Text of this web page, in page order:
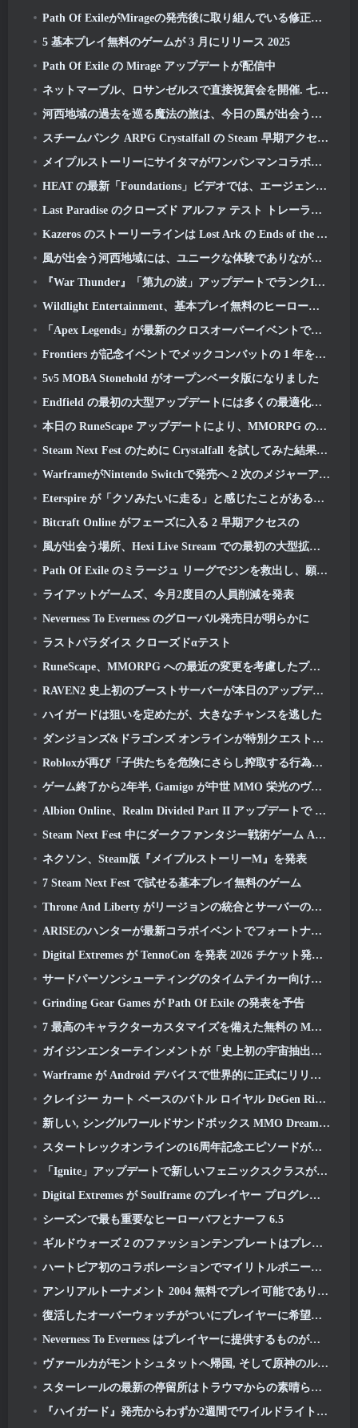
Path Of ExileがMirageの発売後に取り組んでいる修正リストを共有
5 基本プレイ無料のゲームが 3 月にリリース 2025
Path Of Exile の Mirage アップデートが配信中
ネットマーブル、ロサンゼルスで直接祝賀会を開催. 七つの大罪以前: オリジンの起動
河西地域の過去を巡る魔法の旅は、今日の風が出会う場所から始まります
スチームパンク ARPG Crystalfall の Steam 早期アクセス日が発表
メイプルストーリーにサイタマがワンパンマンコラボイベントで登場
HEAT の最新「Foundations」ビデオでは、エージェントとタンクがどのように連携するかを説明しています
Last Paradise のクローズド アルファ テスト トレーラーは、ゾンビ黙示録を生き抜くことが実際にどのようなものかを思い出させます
Kazeros のストーリーラインは Lost Ark の Ends of the Abyss アップデートで終了します
風が出会う河西地域には、ユニークな体験でありながらプレーヤーが愛するものが今でも残っています
『War Thunder』「第九の波」アップデートでランクIXのジェット機が登場
Wildlight Entertainment、基本プレイ無料のヒーローシューター「Highguard」のサービス終了を発表
「Apex Legends」が最新のクロスオーバーイベントでガンダムユニバースに参戦
Frontiers が記念イベントでメックコンバットの 1 年を祝う
5v5 MOBA Stonehold がオープンベータ版になりました
Endfield の最初の大型アップデートには多くの最適化が含まれています
本日の RuneScape アップデートにより、MMORPG のオリジナルの戦闘スタイルを学びやすくなりました
Steam Next Fest のために Crystalfall を試してみた結果、これが学んだことです
WarframeがNintendo Switchで発売へ 2 次のメジャーアップデートに間に合うように, シャドウグラファー
Eterspire が「クソみたいに走る」と感じたことがあるなら, クリエイティブディレクターはもうそんなことはないと語る
Bitcraft Online がフェーズに入る 2 早期アクセスの
風が出会う場所、Hexi Live Stream での最初の大型拡張をご覧ください
Path Of Exile のミラージュ リーグでジンを救出し、願いを叶えましょう
ライアットゲームズ、今月2度目の人員削減を発表
Neverness To Everness のグローバル発売日が明らかに
ラストパラダイス クローズドαテスト
RuneScape、MMORPG への最近の変更を考慮したプレミア メンバーシップ モデルの調整を発表
RAVEN2 史上初のブーストサーバーが本日のアップデートで起動
ハイガードは狙いを定めたが、大きなチャンスを逃した
ダンジョンズ&ドラゴンズ オンラインが特別クエストと報酬で「Natural 20」周年を祝う
Robloxが再び「子供たちを危険にさらし搾取する行為」で訴えられていると報じられている
ゲーム終了から2年半, Gamigo が中世 MMO 栄光のヴィクティスの復活を予告
Albion Online、Realm Divided Part II アップデートで 2 つの主要な派閥戦争機能を導入
Steam Next Fest 中にダークファンタジー戦術ゲーム Annulus をプレイ
ネクソン、Steam版『メイプルストーリーM』を発表
7 Steam Next Fest で試せる基本プレイ無料のゲーム
Throne And Liberty がリージョンの統合とサーバーの統合を発表
ARISEのハンターが最新コラボイベントでフォートナイトに登場
Digital Extremes が TennoCon を発表 2026 チケット発売日
サードパーソンシューティングのタイムテイカー向けにクローズドベータテストが発表
Grinding Gear Games が Path Of Exile の発表を予告
7 最高のキャラクターカスタマイズを備えた無料の MMORPG ゲーム
ガイジンエンターテインメントが「史上初の宇宙抽出アクションゲーム」Star Wrathを公開
Warframe が Android デバイスで世界的に正式にリリースされる
クレイジー カート ベースのバトル ロイヤル DeGen Rivals は、おそらくあなたが組み合わせたくないものをすべて組み合わせています
新しい, シングルワールドサンドボックス MMO DreamWorld が Steam 早期アクセスに登場
スタートレックオンラインの16周年記念エピソードが「コラプション」アップデートの一環としてドロップされる
「Ignite」アップデートで新しいフェニックスクラスがAION Classic EUに登場
Digital Extremes が Soulframe のプレイヤー プログレッション システムの「大規模なリワーク」を発表
シーズンで最も重要なヒーローバフとナーフ 6.5
ギルドウォーズ 2 のファッションテンプレートはプレイヤーのフィードバックに基づいて作り直されています
ハートピア初のコラボレーションでマイリトルポニーの友情の魔法が生まれる
アンリアルトーナメント 2004 無料でプレイ可能であり、エピックはそれに関して誰も訴訟を起こすつもりはありません
復活したオーバーウォッチがついにプレイヤーに希望を与える
Neverness To Everness はプレイヤーに提供するものがたくさんあります, 特に楽しい
ヴァールカがモントシュタットへ帰国, そして原神のルナVアップデートで彼に問題をもたらす
スターレールの最新の停留所はトラウマからの素晴らしい休息です
『ハイガード』発売からわずか2週間でワイルドライト・エンターテインメントが人員削減を発表